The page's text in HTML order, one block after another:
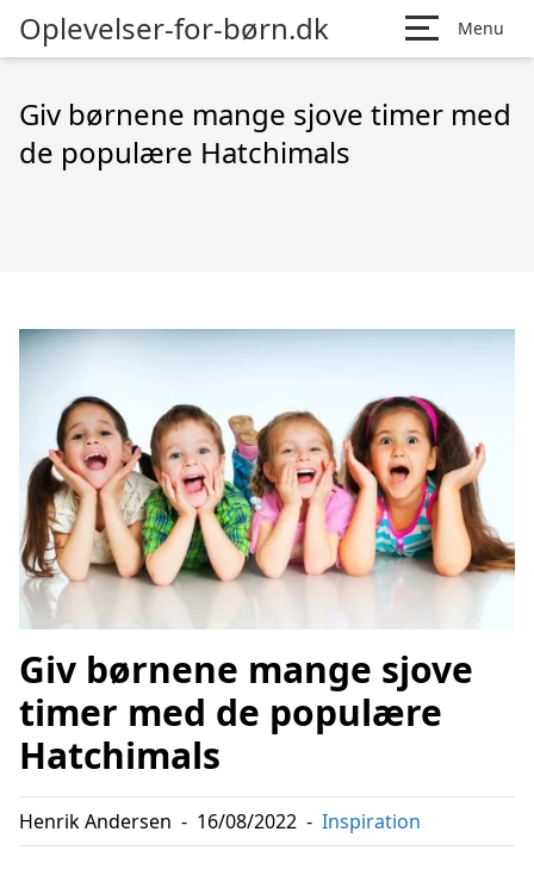
Oplevelser-for-børn.dk Menu
Giv børnene mange sjove timer med
de populære Hatchimals
Giv børnene mange sjove
timer med de populære
Hatchimals
Henrik Andersen - 16/08/2022 - Inspiration